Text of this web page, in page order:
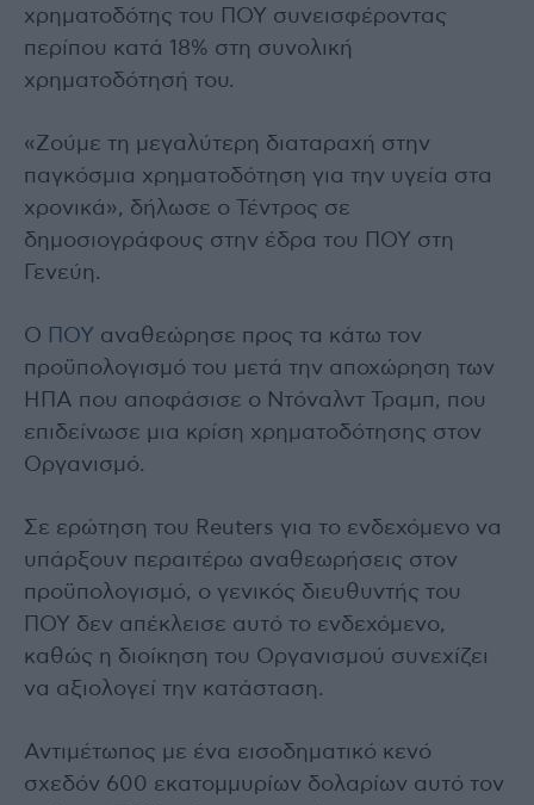
χρηματοδότης του ΠΟΥ συνεισφέροντας
περίπου κατά 18% στη συνολική
χρηματοδότησή του.
«Ζούμε τη μεγαλύτερη διαταραχή στην
παγκόσμια χρηματοδότηση για την υγεία στα
χρονικά», δήλωσε ο Τέντρος σε
δημοσιογράφους στην έδρα του ΠΟΥ στη
Γενεύη.
Ο ΠΟΥ αναθεώρησε προς τα κάτω τον
προϋπολογισμό του μετά την αποχώρηση των
ΗΠΑ που αποφάσισε ο Ντόναλντ Τραμπ, που
επιδείνωσε μια κρίση χρηματοδότησης στον
Οργανισμό.
Σε ερώτηση του Reuters για το ενδεχόμενο να
υπάρξουν περαιτέρω αναθεωρήσεις στον
προϋπολογισμό, ο γενικός διευθυντής του
ΠΟΥ δεν απέκλεισε αυτό το ενδεχόμενο,
καθώς η διοίκηση του Οργανισμού συνεχίζει
να αξιολογεί την κατάσταση.
Αντιμέτωπος με ένα εισοδηματικό κενό
σχεδόν 600 εκατομμυρίων δολαρίων αυτό τον